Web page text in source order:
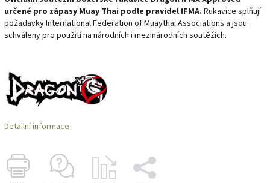
určené pro zápasy Muay Thai podle pravidel IFMA. Rukavice splňují
požadavky International Federation of Muaythai Associations a jsou
schváleny pro použití na národních i mezinárodních soutěžích.
Detailní informace